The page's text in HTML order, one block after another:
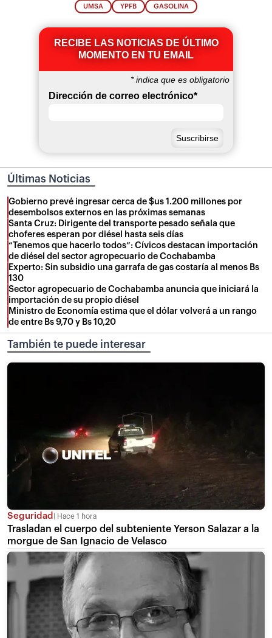
UMSA YPFB GASOLINA
RECIBE LAS NOTICIAS DE ÚLTIMO
MOMENTO EN TU EMAIL
*indica que es obligatorio
Dirección de correo electrónico*
Últimas Noticias
Gobierno prevé ingresar cerca de $us 1.200 millones por
desembolsos externos en las próximas semanas
Santa Cruz: Dirigente del transporte pesado señala que
choferes esperan por diésel hasta seis días
“Tenemos que hacerlo todos”: Cívicos destacan importación
de diésel del sector agropecuario de Cochabamba
Experto: Sin subsidio una garrafa de gas costaría al menos Bs
130
Sector agropecuario de Cochabamba anuncia que iniciará la
importación de su propio diésel
Ministro de Economía estima que el dólar volverá a un rango
de entre Bs 9,70 y Bs 10,20
También te puede interesar
Seguridad Hace 1 hora
Trasladan el cuerpo del subteniente Yerson Salazar a la
morgue de San Ignacio de Velasco